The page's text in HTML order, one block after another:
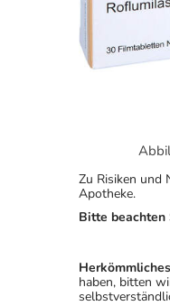
Zu Risiken und
Apotheke.
Bitte
haben, bitten